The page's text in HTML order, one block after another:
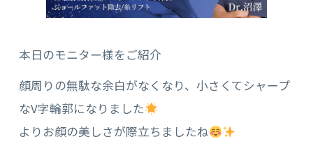
本日のモニター様をご紹介
顔周りの無駄な余白がなくなり、小さくてシャープ
なV字輪郭になりました
よりお顔の美しさが際立ちましたね